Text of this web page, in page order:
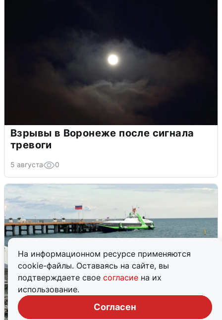
На информационном ресурсе применяются
cookie-файлы. Оставаясь на сайте, вы
подтверждаете свое согласие на их
использование.
Согласен
Взрывы в Воронеже после сигнала
тревоги
5 августа 0